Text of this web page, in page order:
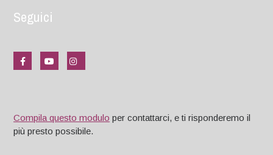
Seguici
Compila questo modulo per contattarci, e ti risponderemo il
più presto possibile.